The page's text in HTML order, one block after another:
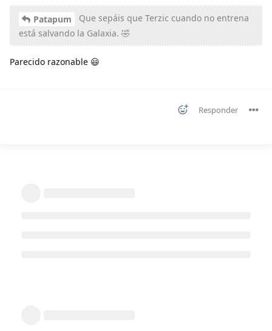
Patapum
Que sepáis que Terzic cuando no entrena
está salvando la Galaxia. 🤣
Parecido razonable 😃
Responder